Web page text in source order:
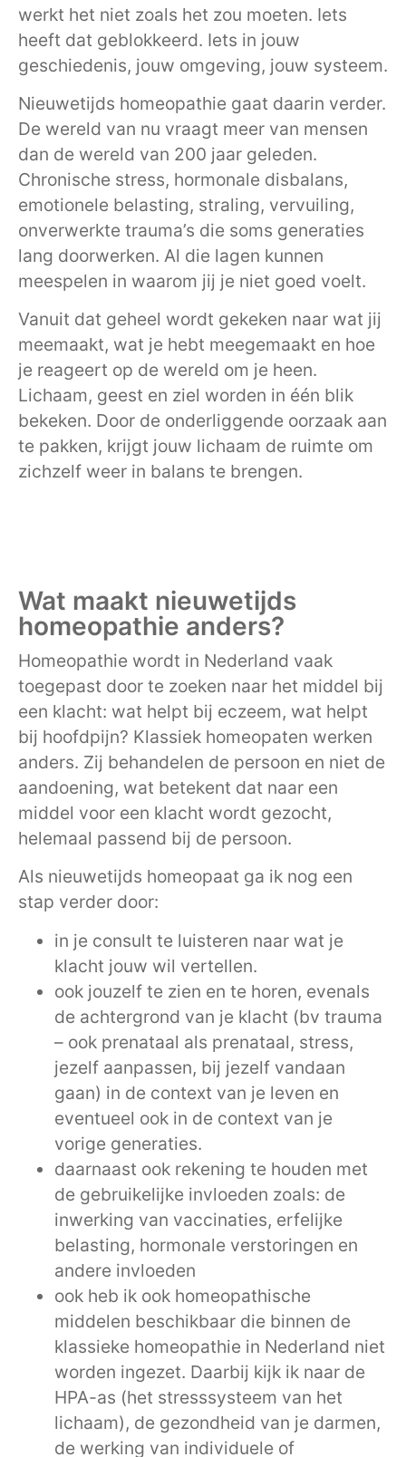
werkt het niet zoals het zou moeten. Iets
heeft dat geblokkeerd. Iets in jouw
geschiedenis, jouw omgeving, jouw systeem.
Nieuwetijds homeopathie gaat daarin verder.
De wereld van nu vraagt meer van mensen
dan de wereld van 200 jaar geleden.
Chronische stress, hormonale disbalans,
emotionele belasting, straling, vervuiling,
onverwerkte trauma’s die soms generaties
lang doorwerken. Al die lagen kunnen
meespelen in waarom jij je niet goed voelt.
Vanuit dat geheel wordt gekeken naar wat jij
meemaakt, wat je hebt meegemaakt en hoe
je reageert op de wereld om je heen.
Lichaam, geest en ziel worden in één blik
bekeken. Door de onderliggende oorzaak aan
te pakken, krijgt jouw lichaam de ruimte om
zichzelf weer in balans te brengen.
Wat maakt nieuwetijds
homeopathie anders?
Homeopathie wordt in Nederland vaak
toegepast door te zoeken naar het middel bij
een klacht: wat helpt bij eczeem, wat helpt
bij hoofdpijn? Klassiek homeopaten werken
anders. Zij behandelen de persoon en niet de
aandoening, wat betekent dat naar een
middel voor een klacht wordt gezocht,
helemaal passend bij de persoon.
Als nieuwetijds homeopaat ga ik nog een
stap verder door:
in je consult te luisteren naar wat je
klacht jouw wil vertellen.
ook jouzelf te zien en te horen, evenals
de achtergrond van je klacht (bv trauma
– ook prenataal als prenataal, stress,
jezelf aanpassen, bij jezelf vandaan
gaan) in de context van je leven en
eventueel ook in de context van je
vorige generaties.
daarnaast ook rekening te houden met
de gebruikelijke invloeden zoals: de
inwerking van vaccinaties, erfelijke
belasting, hormonale verstoringen en
andere invloeden
ook heb ik ook homeopathische
middelen beschikbaar die binnen de
klassieke homeopathie in Nederland niet
worden ingezet. Daarbij kijk ik naar de
HPA-as (het stresssysteem van het
lichaam), de gezondheid van je darmen,
de werking van individuele of